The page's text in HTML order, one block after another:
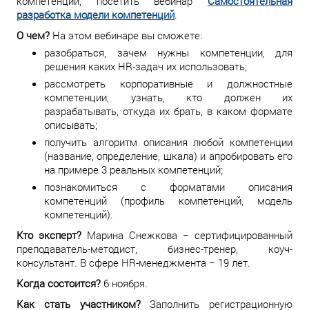
разработка модели компетенций.
О чем? На этом вебинаре вы сможете:
разобраться, зачем нужны компетенции, для
решения каких HR-задач их использовать;
рассмотреть корпоративные и должностные
компетенции, узнать, кто должен их
разрабатывать, откуда их брать, в каком формате
описывать;
получить алгоритм описания любой компетенции
(название, определение, шкала) и апробировать его
на примере 3 реальных компетенций;
познакомиться с форматами описания
компетенций (профиль компетенций, модель
компетенций).
Кто эксперт? Марина Снежкова − сертифицированный
преподаватель-методист, бизнес-тренер, коуч-
консультант. В сфере HR-менеджмента − 19 лет.
Когда состоится? 6 ноября.
Как стать участником?Заполнить регистрационную